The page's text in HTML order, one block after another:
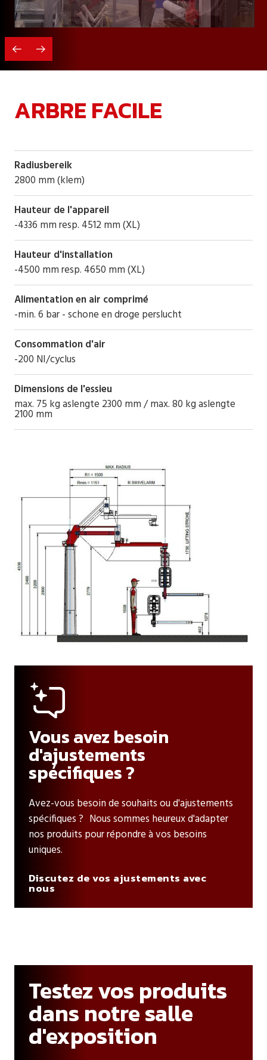
ARBRE FACILE
Radiusbereik
2800 mm (klem)
Hauteur de l'appareil
-4336 mm resp. 4512 mm (XL)
Hauteur d'installation
-4500 mm resp. 4650 mm (XL)
Alimentation en air comprimé
-min. 6 bar - schone en droge perslucht
Consommation d'air
-200 NI/cyclus
Dimensions de l'essieu
max. 75 kg aslengte 2300 mm / max. 80 kg aslengte
2100 mm
Vous avez besoin
d'ajustements
spécifiques ?
Avez-vous besoin de souhaits ou d'ajustements
spécifiques ? Nous sommes heureux d'adapter
nos produits pour répondre à vos besoins
uniques.
Discutez de vos ajustements avec
nous
Testez vos produits
dans notre salle
d'exposition